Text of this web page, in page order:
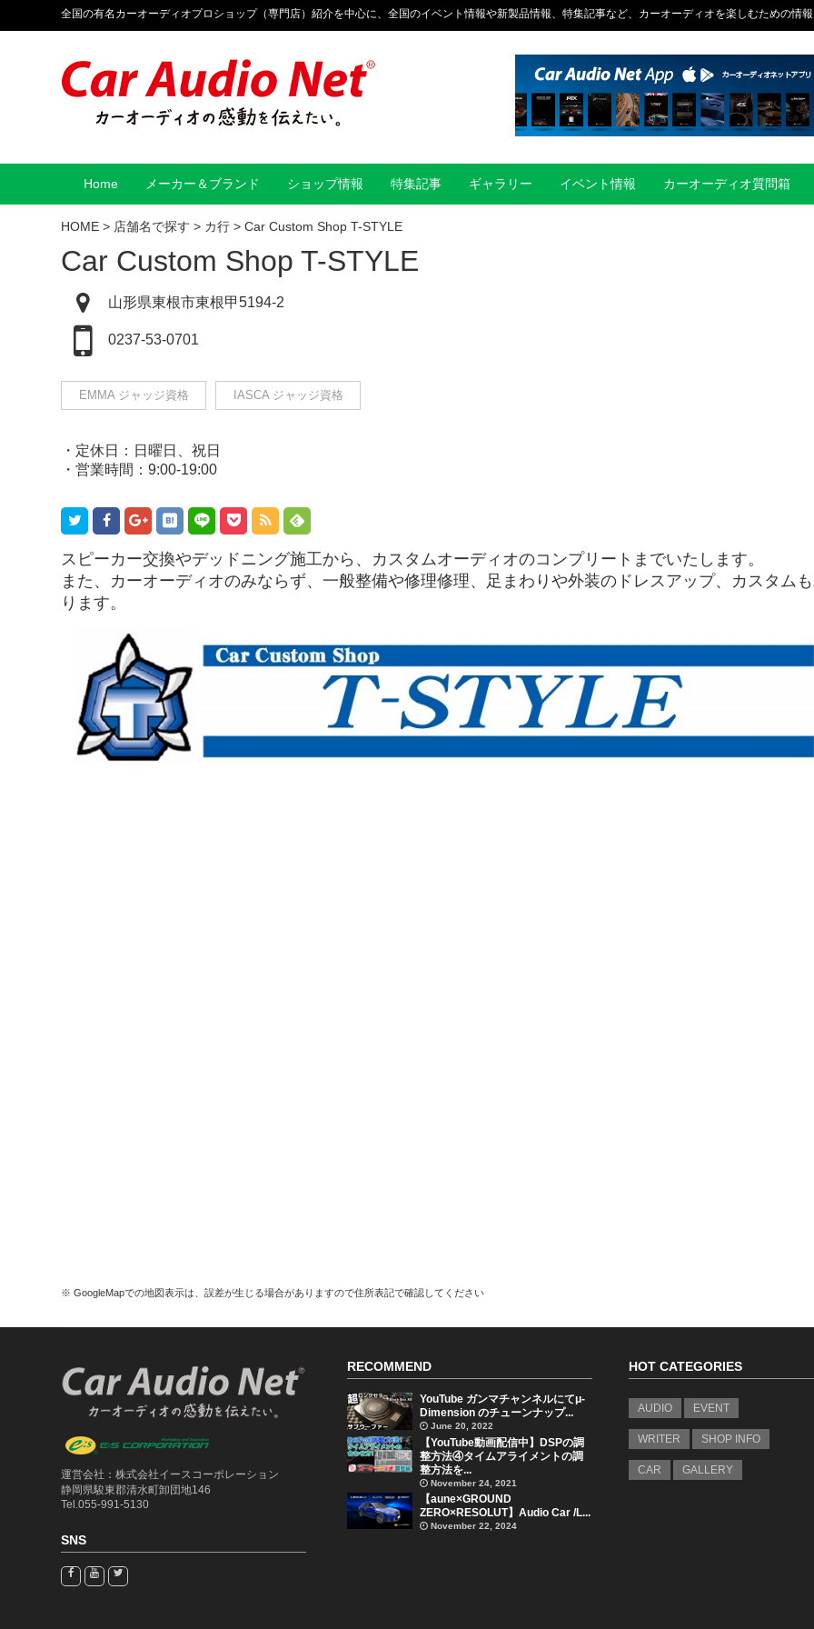
全国の有名カーオーディオプロショップ（専門店）紹介を中心に、全国のイベント情報や新製品情報、特集記事など、カーオーディオを楽しむための情
Home メーカー＆ブランド ショップ情報 特集記事 ギャラリー イベント情報 カーオーディオ質問箱
HOME > 店舗名で探す > カ行 > Car Custom Shop T-STYLE
Car Custom Shop T-STYLE
山形県東根市東根甲5194-2
0237-53-0701
EMMA ジャッジ資格 IASCA ジャッジ資格
・定休日：日曜日、祝日
・営業時間：9:00-19:00
スピーカー交換やデッドニング施工から、カスタムオーディオのコンプリートまでいたします。
また、カーオーディオのみならず、一般整備や修理修理、足まわりや外装のドレスアップ、カスタム
ります。
※ GoogleMapでの地図表示は、誤差が生じる場合がありますので住所表記で確認してください
運営会社：株式会社イースコーポレーション
静岡県駿東郡清水町卸団地146
Tel.055-991-5130
SNS
RECOMMEND
YouTube ガンマチャンネルにてμ-
Dimension のチューンナップ...
June 20, 2022
【YouTube動画配信中】DSPの調
整方法④タイムアライメントの調
整方法を...
November 24, 2021
【aune×GROUND
ZERO×RESOLUT】Audio Car /L...
November 22, 2024
HOT CATEGORIES
AUDIO EVENT
WRITER SHOP INFO
CAR GALLERY